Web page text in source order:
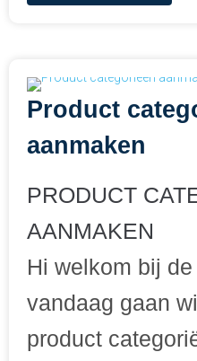
Product
aanmaken
PRODUCT
AANMAKEN
Hi welkom bij
vandaag gaan
product